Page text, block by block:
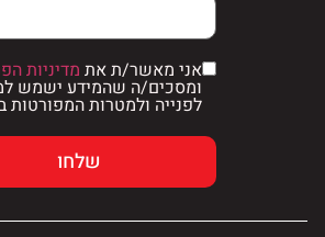
אני מאשר/ת את מדיניות
ומסכים/ה שהמידע ישמש
לפנייה ולמטרות המפורטות